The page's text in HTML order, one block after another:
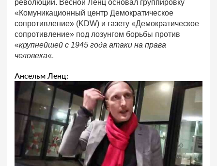
революции. Весной Ленц основал группировку
«Комуникационный центр Демократическое
сопротивление» (KDW) и газету «Демократическое
сопротивление» под лозунгом борьбы против
«крупнейшей с 1945 года атаки на права
человека«.
Ансельм Ленц: